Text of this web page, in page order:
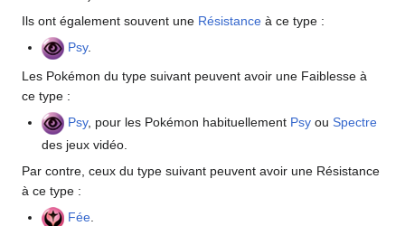
Ils ont également souvent une Résistance à ce type :
Psy.
Les Pokémon du type suivant peuvent avoir une Faiblesse à
ce type :
Psy, pour les Pokémon habituellement Psy ouSpectre
des jeux vidéo.
Par contre, ceux du type suivant peuvent avoir une Résistance
à ce type :
Fée.